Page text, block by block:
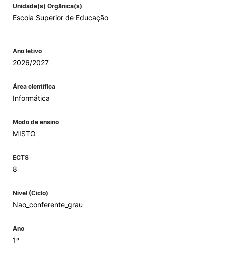
Unidade(s) Orgânica(s)
Escola Superior de Educação
Ano letivo
2026/2027
Área científica
Informática
Modo de ensino
MISTO
ECTS
8
Nível (Ciclo)
Nao_conferente_grau
Ano
1º